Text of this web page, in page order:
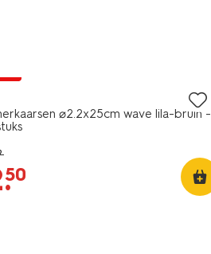
⌀2.2x25cm wave lila-bruin -
.
50